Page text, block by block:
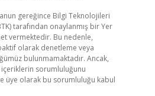
gereğince Bilgi Teknolojileri
tarafından onaylanmış bir Yer
vermektedir. Bu nedenle,
olarak denetleme veya
bulunmamaktadır. Ancak,
içeriklerin sorumluluğunu
üye olarak bu sorumluluğu kabul